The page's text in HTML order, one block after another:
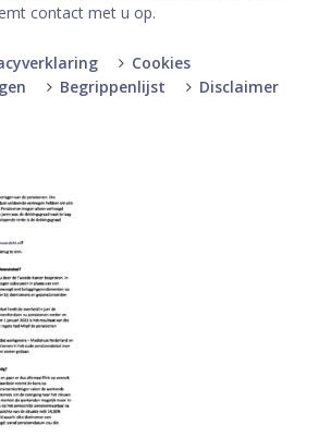
contact met u op.
Cookies
Begrippenlijst
Disclaimer